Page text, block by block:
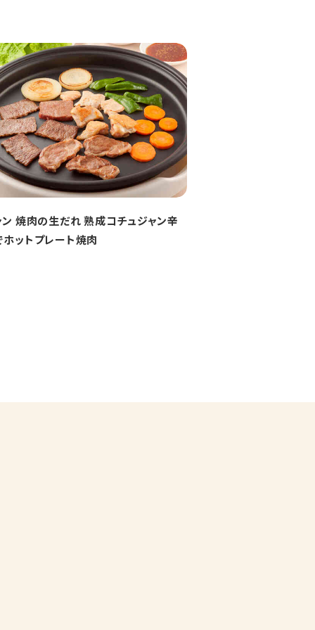
ン 焼肉の生だれ 熟成コチュジャン辛
ホットプレート焼肉